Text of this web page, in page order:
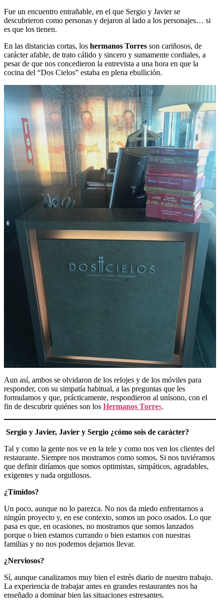
Fue un encuentro entrañable, en el que Sergio y Javier se
descubrieron como personas y dejaron al lado a los personajes… si
es que los tienen.
En las distancias cortas, los hermanos Torres son cariñosos, de
carácter afable, de trato cálido y sincero y sumamente cordiales, a
pesar de que nos concedieron la entrevista a una hora en que la
cocina del “Dos Cielos” estaba en plena ebullición.
Aun así, ambos se olvidaron de los relojes y de los móviles para
responder, con su simpatía habitual, a las preguntas que les
formulamos y que, prácticamente, respondieron al unísono, con el
fin de descubrir quiénes son los Hermanos Torres.
Sergio y Javier, Javier y Sergio ¿cómo sois de carácter?
Tal y como la gente nos ve en la tele y como nos ven los clientes del
restaurante. Siempre nos mostramos como somos. Si nos tuviéramos
que definir diríamos que somos optimistas, simpáticos, agradables,
exigentes y nada orgullosos.
¿Tímidos?
Un poco, aunque no lo parezca. No nos da miedo enfrentarnos a
ningún proyecto y, en ese contexto, somos un poco osados. Lo que
pasa es que, en ocasiones, no mostramos que somos lanzados
porque o bien estamos currando o bien estamos con nuestras
familias y no nos podemos dejarnos llevar.
¿Nerviosos?
Sí, aunque canalizamos muy bien el estrés diario de nuestro trabajo.
La experiencia de trabajar antes en grandes restaurantes nos ha
enseñado a dominar bien las situaciones estresantes.